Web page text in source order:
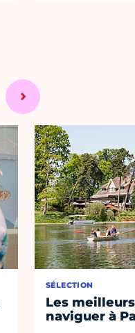
SÉLECTION
Les
naviguer à